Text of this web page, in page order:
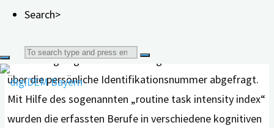
Search>
Search
for:
(Norwegen). Informationen zu beruflichen Tätigkeiten
Verwaltungsregistern des norwegischen Statistikamtes
über die persönliche Identifikationsnummer abgefragt.
Mit Hilfe des sogenannten „routine task intensity index“
wurden die erfassten Berufe in verschiedene kognitiven